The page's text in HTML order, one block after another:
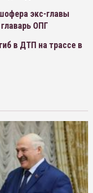
экс-главы
ОПГ
в ДТП на трассе в